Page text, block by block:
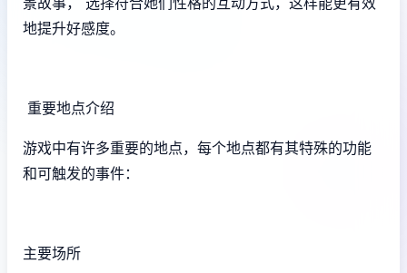
地提升好感度。
重要地点介绍
游戏中有许多重要的地点，每个地点都有其特殊的功能
和可触发的事件：
主要场所